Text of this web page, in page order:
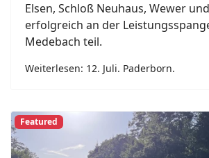
Elsen, Schloß Neuhaus, Wewer
erfolgreich an der
Medebach teil.
Weiterlesen: 12. Juli. Paderborn.
Featured